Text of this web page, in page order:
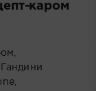
каром